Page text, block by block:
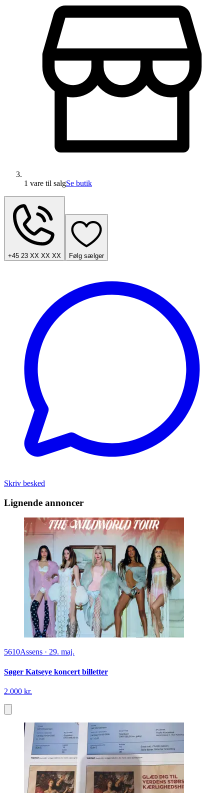
1 vare til salgSe butik
+45 23 XX XX XX Følg sælger
Skriv besked
Lignende annoncer
5610Assens · 29. maj.
Søger Katseye koncert billetter
2.000 kr.